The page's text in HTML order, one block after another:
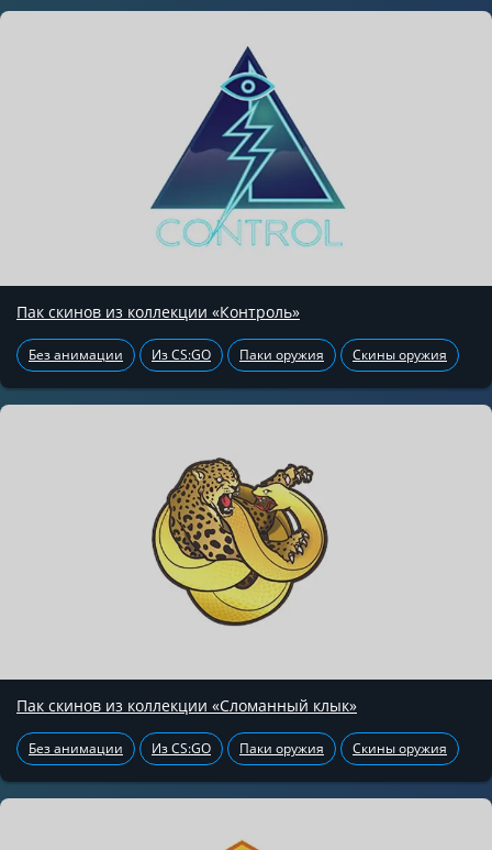
Пак скинов из коллекции «Контроль»
Без анимации Из CS:GO Паки оружия Скины оружия
Пак скинов из коллекции «Сломанный клык»
Без анимации Из CS:GO Паки оружия Скины оружия